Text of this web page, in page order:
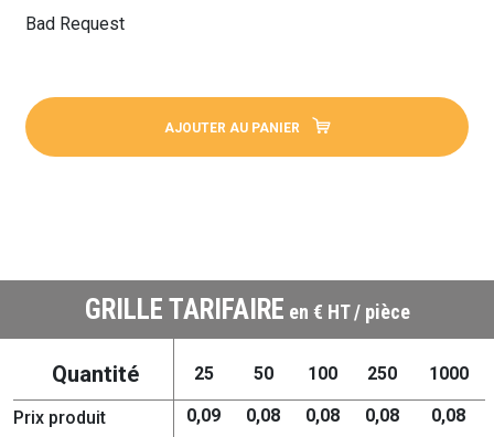
Bad Request
AJOUTER AU PANIER
GRILLE TARIFAIRE en € HT / pièce
Quantité 25 50 100 250 1000
Prix produit 0,09 0,08 0,08 0,08
0,08